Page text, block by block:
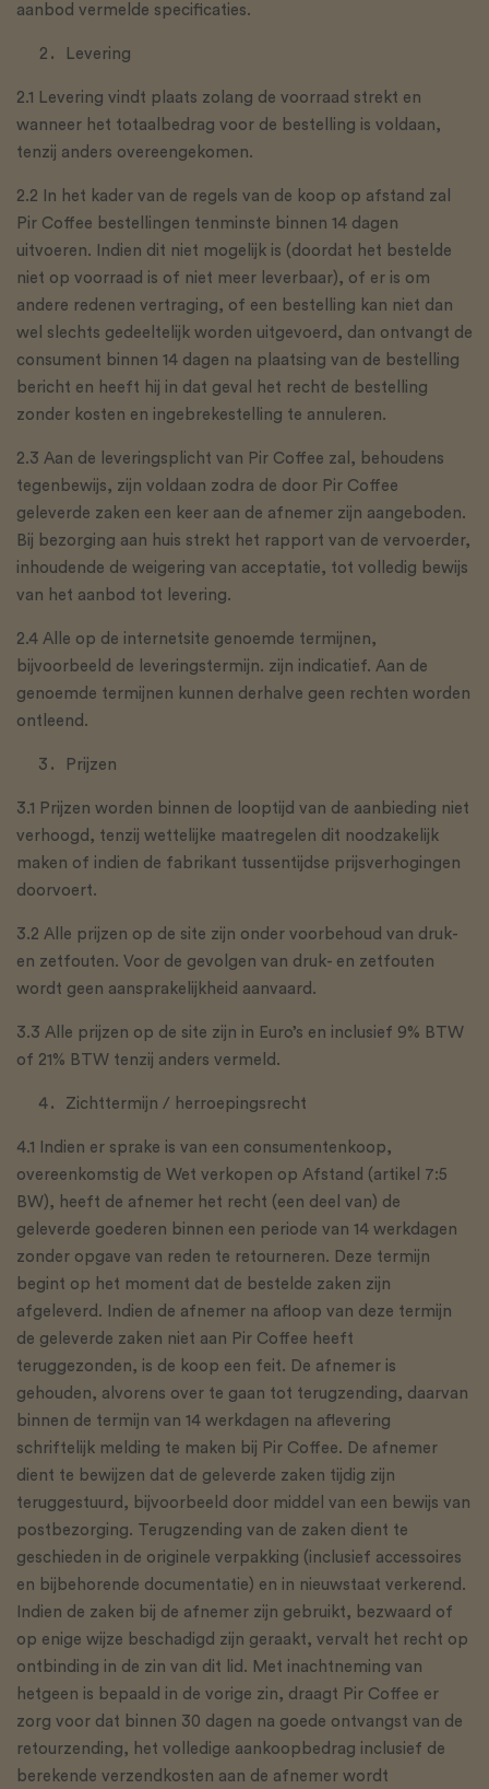
aanbod vermelde specificaties.
Levering
2.1 Levering vindt plaats zolang de voorraad strekt en
wanneer het totaalbedrag voor de bestelling is voldaan,
tenzij anders overeengekomen.
2.2 In het kader van de regels van de koop op afstand zal
Pir Coffee bestellingen tenminste binnen 14 dagen
uitvoeren. Indien dit niet mogelijk is (doordat het bestelde
niet op voorraad is of niet meer leverbaar), of er is om
andere redenen vertraging, of een bestelling kan niet dan
wel slechts gedeeltelijk worden uitgevoerd, dan ontvangt de
consument binnen 14 dagen na plaatsing van de bestelling
bericht en heeft hij in dat geval het recht de bestelling
zonder kosten en ingebrekestelling te annuleren.
2.3 Aan de leveringsplicht van Pir Coffee zal, behoudens
tegenbewijs, zijn voldaan zodra de door Pir Coffee
geleverde zaken een keer aan de afnemer zijn aangeboden.
Bij bezorging aan huis strekt het rapport van de vervoerder,
inhoudende de weigering van acceptatie, tot volledig bewijs
van het aanbod tot levering.
2.4 Alle op de internetsite genoemde termijnen,
bijvoorbeeld de leveringstermijn. zijn indicatief. Aan de
genoemde termijnen kunnen derhalve geen rechten worden
ontleend.
Prijzen
3.1 Prijzen worden binnen de looptijd van de aanbieding niet
verhoogd, tenzij wettelijke maatregelen dit noodzakelijk
maken of indien de fabrikant tussentijdse prijsverhogingen
doorvoert.
3.2 Alle prijzen op de site zijn onder voorbehoud van druk-
en zetfouten. Voor de gevolgen van druk- en zetfouten
wordt geen aansprakelijkheid aanvaard.
3.3 Alle prijzen op de site zijn in Euro’s en inclusief 9% BTW
of 21% BTW tenzij anders vermeld.
Zichttermijn / herroepingsrecht
4.1 Indien er sprake is van een consumentenkoop,
overeenkomstig de Wet verkopen op Afstand (artikel 7:5
BW), heeft de afnemer het recht (een deel van) de
geleverde goederen binnen een periode van 14 werkdagen
zonder opgave van reden te retourneren. Deze termijn
begint op het moment dat de bestelde zaken zijn
afgeleverd. Indien de afnemer na afloop van deze termijn
de geleverde zaken niet aan Pir Coffee heeft
teruggezonden, is de koop een feit. De afnemer is
gehouden, alvorens over te gaan tot terugzending, daarvan
binnen de termijn van 14 werkdagen na aflevering
schriftelijk melding te maken bij Pir Coffee. De afnemer
dient te bewijzen dat de geleverde zaken tijdig zijn
teruggestuurd, bijvoorbeeld door middel van een bewijs van
postbezorging. Terugzending van de zaken dient te
geschieden in de originele verpakking (inclusief accessoires
en bijbehorende documentatie) en in nieuwstaat verkerend.
Indien de zaken bij de afnemer zijn gebruikt, bezwaard of
op enige wijze beschadigd zijn geraakt, vervalt het recht op
ontbinding in de zin van dit lid. Met inachtneming van
hetgeen is bepaald in de vorige zin, draagt Pir Coffee er
zorg voor dat binnen 30 dagen na goede ontvangst van de
retourzending, het volledige aankoopbedrag inclusief de
berekende verzendkosten aan de afnemer wordt